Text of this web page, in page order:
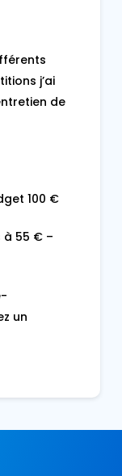
j’ai
de
100 €
à 55 € –
un